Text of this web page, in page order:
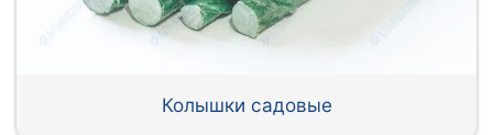
Колышки садовые